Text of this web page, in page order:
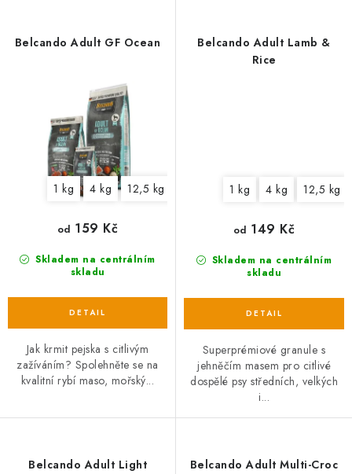
Belcando Adult GF Ocean
1 kg 4 kg 12,5 kg
Skladem na centrálním
skladu
od 159 Kč
Jak krmit pejska s citlivým
zažíváním? Spolehněte se na
kvalitní rybí maso, mořský...
Belcando Adult Lamb &
Rice
1 kg 4 kg 12,5 kg
Skladem na centrálním
skladu
od 149 Kč
Superprémiové granule s
jehněčím masem pro citlivé
dospělé psy středních, velkých
i...
Belcando Adult Light Belcando Adult Multi-Croc